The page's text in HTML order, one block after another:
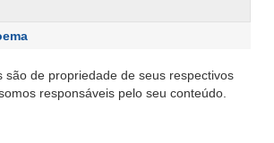
são de propriedade de seus respectivos
responsáveis pelo seu conteúdo.